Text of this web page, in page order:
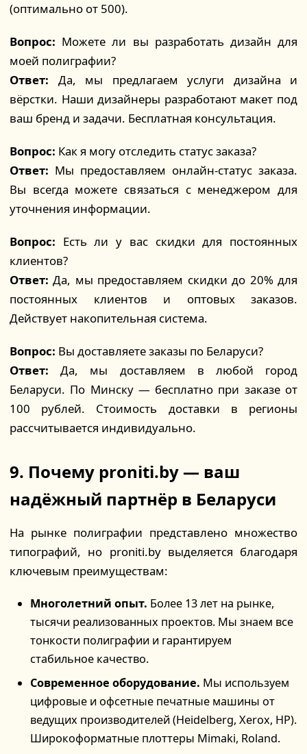
(оптимально от 500).
Вопрос: Можете ли вы разработать дизайн для
моей полиграфии?
Ответ: Да, мы предлагаем услуги дизайна и
вёрстки. Наши дизайнеры разработают макет под
ваш бренд и задачи. Бесплатная консультация.
Вопрос: Как я могу отследить статус заказа?
Ответ: Мы предоставляем онлайн-статус заказа.
Вы всегда можете связаться с менеджером для
уточнения информации.
Вопрос: Есть ли у вас скидки для постоянных
клиентов?
Ответ: Да, мы предоставляем скидки до 20% для
постоянных клиентов и оптовых заказов.
Действует накопительная система.
Вопрос: Вы доставляете заказы по Беларуси?
Ответ: Да, мы доставляем в любой город
Беларуси. По Минску — бесплатно при заказе от
100 рублей. Стоимость доставки в регионы
рассчитывается индивидуально.
9. Почему proniti.by — ваш
надёжный партнёр в Беларуси
На рынке полиграфии представлено множество
типографий, но proniti.by выделяется благодаря
ключевым преимуществам:
Многолетний опыт. Более 13 лет на рынке,
тысячи реализованных проектов. Мы знаем все
тонкости полиграфии и гарантируем
стабильное качество.
Современное оборудование. Мы используем
цифровые и офсетные печатные машины от
ведущих производителей (Heidelberg, Xerox, HP).
Широкоформатные плоттеры Mimaki, Roland.